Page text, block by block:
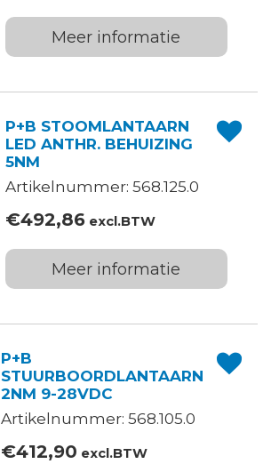
Meer informatie
P+B STOOMLANTAARN
LED ANTHR. BEHUIZING
5NM
Artikelnummer: 568.125.0
€492,86excl.BTW
Meer informatie
P+B
STUURBOORDLANTAARN
2NM 9-28VDC
Artikelnummer: 568.105.0
€412,90 excl.BTW